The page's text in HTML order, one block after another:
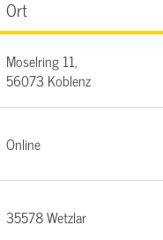
Ort
Moselring 11,
56073 Koblenz
Online
35578 Wetzlar